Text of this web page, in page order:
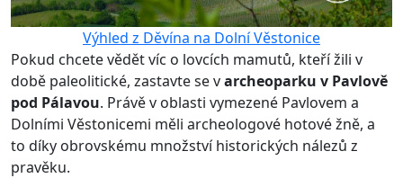
Výhled z Děvína na Dolní Věstonice
Pokud chcete vědět víc o lovcích mamutů, kteří žili v
době paleolitické, zastavte se varcheoparku v Pavlově
pod Pálavou. Právě v oblasti vymezené Pavlovem a
Dolními Věstonicemi měli archeologové hotové žně, a
to díky obrovskému množství historických nálezů z
pravěku.